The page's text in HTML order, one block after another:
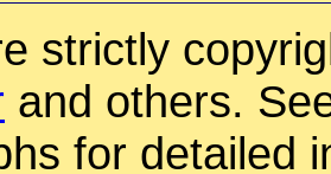
strictly
and others.
for detailed